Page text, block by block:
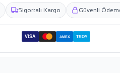
Sigortalı Kargo Güvenli
VISA AMEX TROY